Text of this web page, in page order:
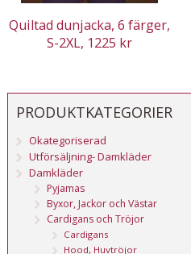
Quiltad dunjacka, 6 färger,
S-2XL, 1225 kr
PRODUKTKATEGORIER
Okategoriserad
Utförsäljning- Damkläder
Damkläder
Pyjamas
Byxor, Jackor och Västar
Cardigans och Tröjor
Cardigans
Hood, Huvtröjor